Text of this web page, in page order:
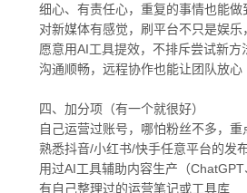
细心、有责任心，重复的事情也能做
对新媒体有感觉，刷平台不只是娱
愿意用AI工具提效，不排斥尝试新方
沟通顺畅，远程协作也能让团队放心
四、加分项（有一个就很好）
自己运营过账号，哪怕粉丝不多，重
熟悉抖音/小红书/快手任意平台的发
用过AI工具辅助内容生产（ChatGPT
有自己整理过的运营笔记或工具库